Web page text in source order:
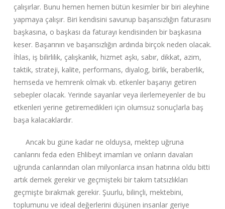
çalışırlar. Bunu hemen hemen bütün kesimler bir biri aleyhine
yapmaya çalışır. Biri kendisini savunup başarısızlığın faturasını
başkasına, o başkası da faturayı kendisinden bir başkasına
keser. Başarının ve başarısızlığın ardında birçok neden olacak.
İhlas, iş bilirlilik, çalışkanlık, hizmet aşkı, sabır, dikkat, azim,
taktik, strateji, kalite, performans, diyalog, birlik, beraberlik,
hemseda ve hemrenk olmak vb. etkenler başarıyı getiren
sebepler olacak. Yerinde sayanlar veya ilerlemeyenler de bu
etkenleri yerine getiremedikleri için olumsuz sonuçlarla baş
başa kalacaklardır.
Ancak bu güne kadar ne olduysa, mektep uğruna
canlarını feda eden Ehlibeyt imamları ve onların davaları
uğrunda canlarından olan milyonlarca insan hatırına oldu bitti
artık demek gerekir ve geçmişteki bir takım tatsızlıkları
geçmişte bırakmak gerekir. Şuurlu, bilinçli, mektebini,
toplumunu ve ideal değerlerini düşünen insanlar geriye